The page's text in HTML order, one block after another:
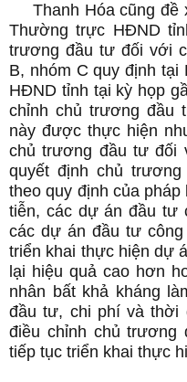
Thanh Hóa cũng
Thường trực HĐND
trương đầu tư đối với
B, nhóm C quy định
HĐND tỉnh tại kỳ họp
chỉnh chủ trương đầu
này được thực hiện
chủ trương đầu tư đối
quyết định chủ
theo quy định của
tiễn, các dự án đầu tư
các dự án đầu tư
triển khai thực hiện dự
lại hiệu quả cao hơn
nhân bất khả kháng
đầu tư, chi phí và thời
điều chỉnh chủ
tiếp tục triển khai thực